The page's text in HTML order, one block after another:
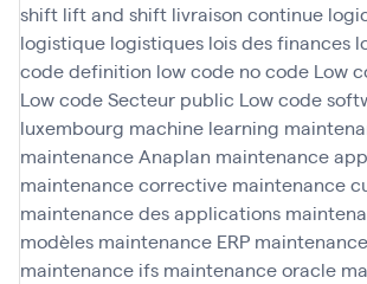
shift lift and shift livraison continue
logistique logistiques lois des finances
code definition low code no code Low
Low code Secteur public Low code
luxembourg machine learning
maintenance Anaplan maintenance
maintenance corrective maintenance
maintenance des applications
modèles maintenance ERP
maintenance ifs maintenance oracle